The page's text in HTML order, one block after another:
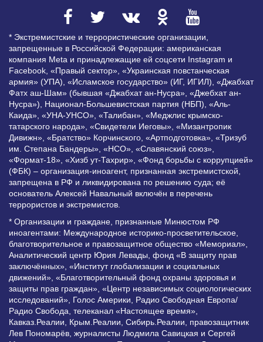
* Экстремистские и террористические организации,
запрещенные в Российской Федерации: американская
компания Meta и принадлежащие ей соцсети Instagram и
Facebook, «Правый сектор», «Украинская повстанческая
армия» (УПА), «Исламское государство» (ИГ, ИГИЛ), «Джабхат
Фатх аш-Шам» (бывшая «Джабхат ан-Нусра», «Джебхат ан-
Нусра»), Национал-Большевистская партия (НБП), «Аль-
Каида», «УНА-УНСО», «Талибан», «Меджлис крымско-
татарского народа», «Свидетели Иеговы», «Мизантропик
Дивижн», «Братство» Корчинского, «Артподготовка», «Тризуб
им. Степана Бандеры», «НСО», «Славянский союз»,
«Формат-18», «Хизб ут-Тахрир», «Фонд борьбы с коррупцией»
(ФБК) – организация-иноагент, признанная экстремистской,
запрещена в РФ и ликвидирована по решению суда; её
основатель Алексей Навальный включён в перечень
террористов и экстремистов.
* Организации и граждане, признанные Минюстом РФ
иноагентами: Международное историко-просветительское,
благотворительное и правозащитное общество «Мемориал»,
Аналитический центр Юрия Левады, фонд «В защиту прав
заключённых», «Институт глобализации и социальных
движений», «Благотворительный фонд охраны здоровья и
защиты прав граждан», «Центр независимых социологических
исследований», Голос Америки, Радио Свободная Европа/
Радио Свобода, телеканал «Настоящее время»,
Кавказ.Реалии, Крым.Реалии, Сибирь.Реалии, правозащитник
Лев Пономарёв, журналисты Людмила Савицкая и Сергей